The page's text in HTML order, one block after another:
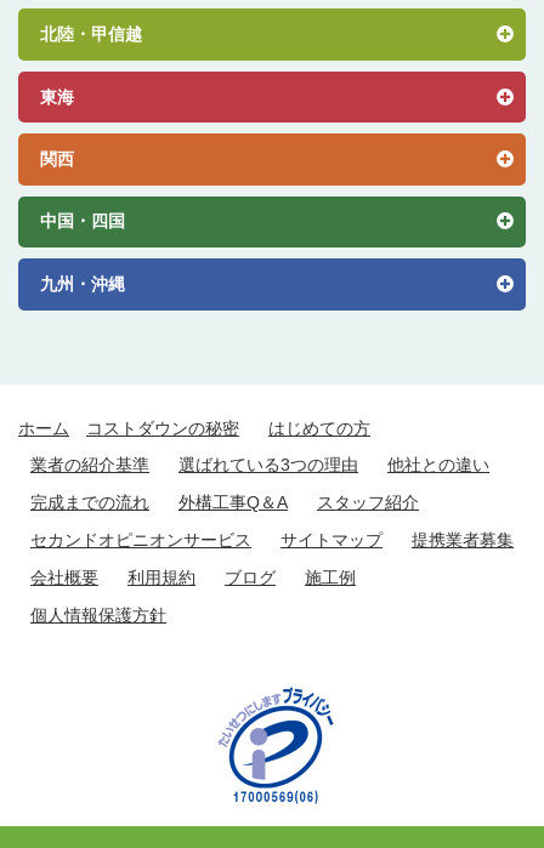
北陸・甲信越
東海
関西
中国・四国
九州・沖縄
ホーム コストダウンの秘密
はじめての方
業者の紹介基準
選ばれている3つの理由
他社との違い
完成までの流れ
外構工事Q＆A
スタッフ紹介
セカンドオピニオンサービス
サイトマップ
提携業者募集
会社概要
利用規約 ブログ
施工例
個人情報保護方針